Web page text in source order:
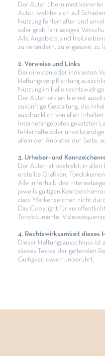
Der Autor übernimmt
Autor, welche sich auf
Nutzung fehlerhafter und
oder grob fahrlässiges
Alle Angebote sind
zu verändern, zu ergänzen,
2. Verweise und Links
Bei direkten oder indirekten
Haftungsverpflichtung
Nutzung im Falle
Der Autor erklärt hiermit
zukünftige Gestaltung, die
ausdrücklich von allen
Internetangebotes gesetzten
fehlerhafte oder
allein der Anbieter der Seite,
3. Urheber- und
Der Autor ist bestrebt, in allen
erstellte Grafiken,
Alle innerhalb des
jeweils gültigen
dass Markenzeichen nicht
Das Copyright für
Tondokumente,
4. Rechtswirksamkeit dieses
Dieser Haftungsausschluss ist
dieses Textes der geltenden
Gültigkeit davon unberührt.